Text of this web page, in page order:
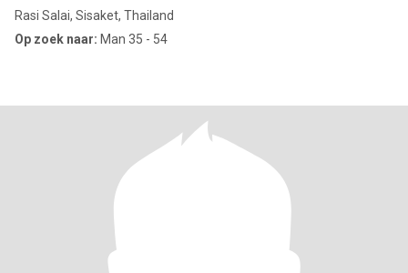
Rasi Salai, Sisaket, Thailand
Op zoek naar: Man 35 - 54